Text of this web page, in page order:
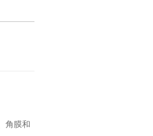
角膜和